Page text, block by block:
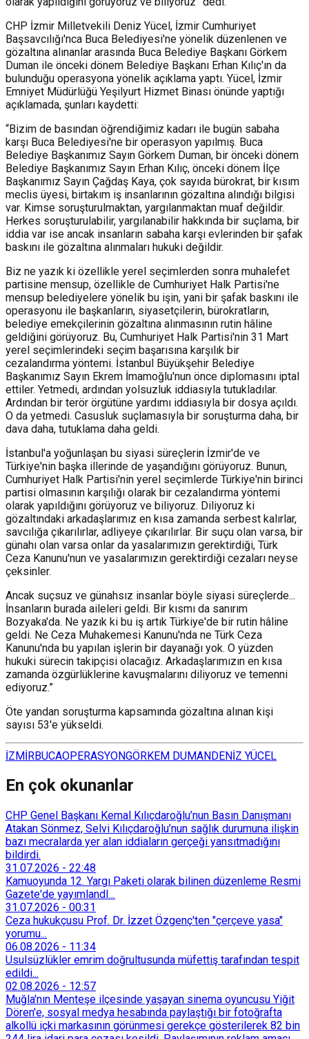
CHP İzmir Milletvekili Deniz Yücel, İzmir Cumhuriyet
Başsavcılığı'nca Buca Belediyesi'ne yönelik düzenlenen ve
gözaltına alınanlar arasında Buca Belediye Başkanı Görkem
Duman ile önceki dönem Belediye Başkanı Erhan Kılıç'ın da
bulunduğu operasyona yönelik açıklama yaptı. Yücel, İzmir
Emniyet Müdürlüğü Yeşilyurt Hizmet Binası önünde yaptığı
açıklamada, şunları kaydetti:
“Bizim de basından öğrendiğimiz kadarı ile bugün sabaha
karşı Buca Belediyesi'ne bir operasyon yapılmış. Buca
Belediye Başkanımız Sayın Görkem Duman, bir önceki dönem
Belediye Başkanımız Sayın Erhan Kılıç, önceki dönem İlçe
Başkanımız Sayın Çağdaş Kaya, çok sayıda bürokrat, bir kısım
meclis üyesi, birtakım iş insanlarının gözaltına alındığı bilgisi
var. Kimse soruşturulmaktan, yargılanmaktan muaf değildir.
Herkes soruşturulabilir, yargılanabilir hakkında bir suçlama, bir
iddia var ise ancak insanların sabaha karşı evlerinden bir şafak
baskını ile gözaltına alınmaları hukuki değildir.
Biz ne yazık ki özellikle yerel seçimlerden sonra muhalefet
partisine mensup, özellikle de Cumhuriyet Halk Partisi'ne
mensup belediyelere yönelik bu işin, yani bir şafak baskını ile
operasyonu ile başkanların, siyasetçilerin, bürokratların,
belediye emekçilerinin gözaltına alınmasının rutin hâline
geldiğini görüyoruz. Bu, Cumhuriyet Halk Partisi'nin 31 Mart
yerel seçimlerindeki seçim başarısına karşılık bir
cezalandırma yöntemi. İstanbul Büyükşehir Belediye
Başkanımız Sayın Ekrem İmamoğlu'nun önce diplomasını iptal
ettiler. Yetmedi, ardından yolsuzluk iddiasıyla tutukladılar.
Ardından bir terör örgütüne yardımı iddiasıyla bir dosya açıldı.
O da yetmedi. Casusluk suçlamasıyla bir soruşturma daha, bir
dava daha, tutuklama daha geldi.
İstanbul'a yoğunlaşan bu siyasi süreçlerin İzmir'de ve
Türkiye'nin başka illerinde de yaşandığını görüyoruz. Bunun,
Cumhuriyet Halk Partisi'nin yerel seçimlerde Türkiye'nin birinci
partisi olmasının karşılığı olarak bir cezalandırma yöntemi
olarak yapıldığını görüyoruz ve biliyoruz. Diliyoruz ki
gözaltındaki arkadaşlarımız en kısa zamanda serbest kalırlar,
savcılığa çıkarılırlar, adliyeye çıkarılırlar. Bir suçu olan varsa, bir
günahı olan varsa onlar da yasalarımızın gerektirdiği, Türk
Ceza Kanunu'nun ve yasalarımızın gerektirdiği cezaları neyse
çeksinler.
Ancak suçsuz ve günahsız insanlar böyle siyasi süreçlerde...
İnsanların burada aileleri geldi. Bir kısmı da sanırım
Bozyaka'da. Ne yazık ki bu iş artık Türkiye'de bir rutin hâline
geldi. Ne Ceza Muhakemesi Kanunu'nda ne Türk Ceza
Kanunu'nda bu yapılan işlerin bir dayanağı yok. O yüzden
hukuki sürecin takipçisi olacağız. Arkadaşlarımızın en kısa
zamanda özgürlüklerine kavuşmalarını diliyoruz ve temenni
ediyoruz.”
Öte yandan soruşturma kapsamında gözaltına alınan kişi
sayısı 53'e yükseldi.
İZMİRBUCAOPERASYONGÖRKEM DUMANDENİZ YÜCEL
En çok okunanlar
CHP Genel Başkanı Kemal Kılıçdaroğlu’nun Basın Danışmanı
Atakan Sönmez, Selvi Kılıçdaroğlu’nun sağlık durumuna ilişkin
bazı mecralarda yer alan iddiaların gerçeği yansıtmadığını
bildirdi.
31.07.2026 - 22:48
Kamuoyunda 12. Yargı Paketi olarak bilinen düzenleme Resmi
Gazete'de yayımlandI...
31.07.2026 - 00:31
Ceza hukukçusu Prof. Dr. İzzet Özgenç'ten "çerçeve yasa"
yorumu...
06.08.2026 - 11:34
Usulsüzlükler emrim doğrultusunda müfettiş tarafından tespit
edildi...
02.08.2026 - 12:57
Muğla'nın Menteşe ilçesinde yaşayan sinema oyuncusu Yiğit
Dören'e, sosyal medya hesabında paylaştığı bir fotoğrafta
alkollü içki markasının görünmesi gerekçe gösterilerek 82 bin